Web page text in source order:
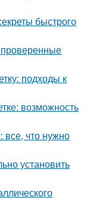
быстрого
подходы к
возможность
все, что нужно
установить